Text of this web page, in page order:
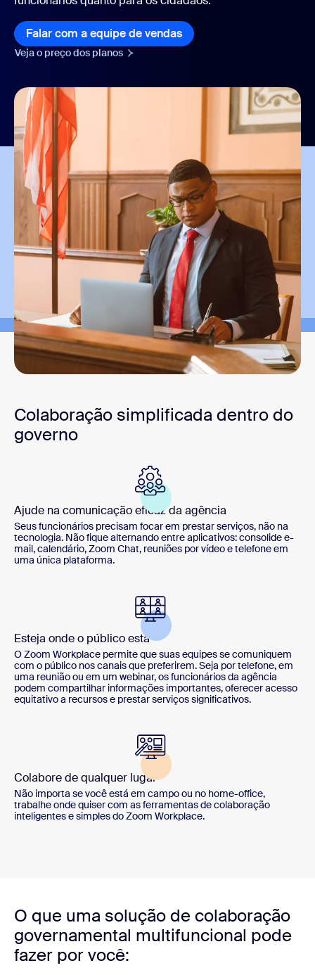
Falar com a equipe de vendas
Veja o preço dos planos
Colaboração simplificada dentro do
governo
Ajude na comunicação eficaz da agência
Seus funcionários precisam focar em prestar serviços, não na
tecnologia. Não fique alternando entre aplicativos: consolide e-
mail, calendário, Zoom Chat, reuniões por vídeo e telefone em
uma única plataforma.
Esteja onde o público está
O Zoom Workplace permite que suas equipes se comuniquem
com o público nos canais que preferirem. Seja por telefone, em
uma reunião ou em um webinar, os funcionários da agência
podem compartilhar informações importantes, oferecer acesso
equitativo a recursos e prestar serviços significativos.
Colabore de qualquer lugar
Não importa se você está em campo ou no home-office,
trabalhe onde quiser com as ferramentas de colaboração
inteligentes e simples do Zoom Workplace.
O que uma solução de colaboração
governamental multifuncional pode
fazer por você: